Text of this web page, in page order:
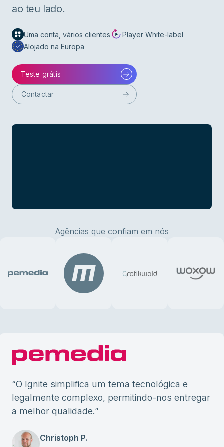
ao teu lado.
Uma conta, vários clientes
Player White-label
Alojado na Europa
Teste grátis
Contactar
Agências que confiam em nós
“O Ignite simplifica um tema tecnológica e
legalmente complexo, permitindo-nos entregar
a melhor qualidade.”
Christoph P.